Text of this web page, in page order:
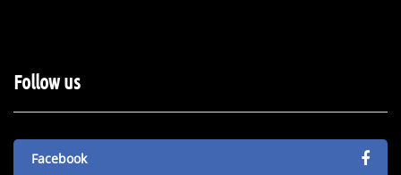
Follow us
Facebook